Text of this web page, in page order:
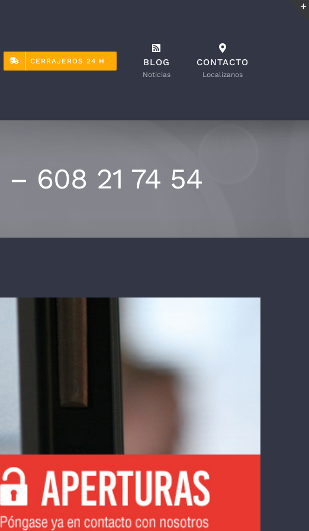
CERRAJEROS 24 H BLOG
Noticias
CONTACTO
Localízanos
608 21 74 54